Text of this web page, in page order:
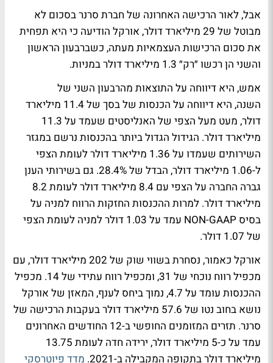
אבל, לאור הרכישה האחרונה של חברת סרנר בסכום לא
מבוטל של 29 מיליארד דולר, אורקל הודיעה כי היא תפחית
את סכום הרכישות העצמאיות מעתה, כשברבעון הראשון
והשני הן רכשו ״רק״ 1.3 מיליארד דולר במניות.
אמש, היא דיווחה על התוצאות מהרבעון השני של
השנה, היא דיווחה על הכנסות של בסך של 11.4 מיליארד
דולר, מעט מעל הצפי של האנליסטים שעמד על 11.3
מיליארד דולר. הגידול הגדול ביותר בהכנסות נרשם במגזר
השירותים שעמדו על 1.36 מיליארד דולר לעומת הצפי
ל-1.06 מיליארד דולר, הבדל של 28.4%. גם בשירותי הענן
גברה החברה על הצפי עם 8.4 מיליארד דולר לעומת 8.2
מיליארד דולר. למרות ההכנסות החזקות הרווח למניה על
בסיס NON-GAAP עמד על 1.03 דולר למניה לעומת הצפי
של 1.07 דולר.
אורקל כאמור, נסחרת בשווי שוק של 202 מיליארד דולר, עם
מכפיל רווח נוכחי של 31, ומכפיל רווח עתידי של 14. מכפיל
ההכנסות עומד על 4.7, נמוך ביחס לענף, המאזן של אורקל
נושא בחוב נטו של 57.6 מיליארד דולר בעקבות הרכישה של
סרנר. תזרים המזומנים החופשי ב-12 החודשים האחרונים
עמד על כ-5 מיליארד דולר, ירידה חדה לעומת 13.75
מיליארד דולר בתקופה המקבילה ב-2021.
מדד פיוטרסקי